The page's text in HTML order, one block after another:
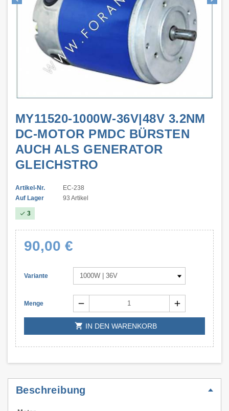
MY11520-1000W-36V|48V 3.2NM
DC-MOTOR PMDC BÜRSTEN
AUCH ALS GENERATOR
GLEICHSTRO
Artikel-Nr.
EC-238
Auf Lager
93 Artikel
check 3
90,00 €
Variante
Menge remove add
shopping_cart IN DEN WARENKORB
Beschreibung